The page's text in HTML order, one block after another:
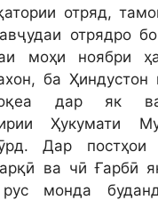
отряд,
отрядро
моҳи ноябри
ба Ҳиндустон
дар як
Ҳукумати
Дар постҳои
ва чӣ Ғарбӣ
рус монда